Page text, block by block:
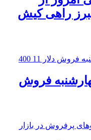
راهی کیش
فروش